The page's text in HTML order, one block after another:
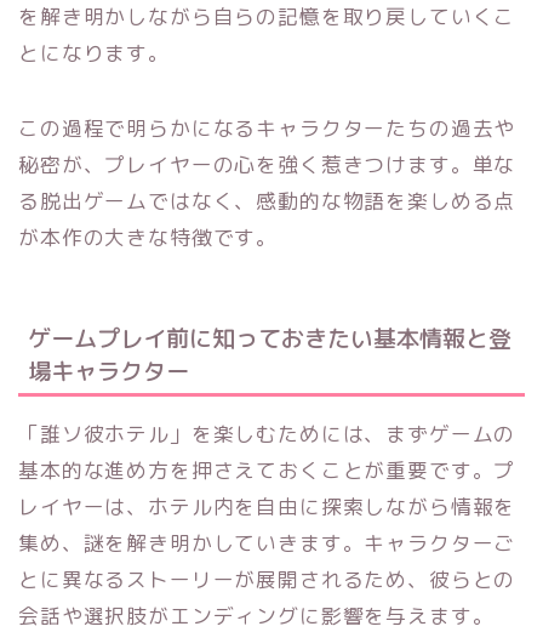
を解き明かしながら自らの記憶を取り戻していくこ
とになります。
この過程で明らかになるキャラクターたちの過去や
秘密が、プレイヤーの心を強く惹きつけます。単な
る脱出ゲームではなく、感動的な物語を楽しめる点
が本作の大きな特徴です。
ゲームプレイ前に知っておきたい基本情報と登
場キャラクター
「誰ソ彼ホテル」を楽しむためには、まずゲームの
基本的な進め方を押さえておくことが重要です。プ
レイヤーは、ホテル内を自由に探索しながら情報を
集め、謎を解き明かしていきます。キャラクターご
とに異なるストーリーが展開されるため、彼らとの
会話や選択肢がエンディングに影響を与えます。